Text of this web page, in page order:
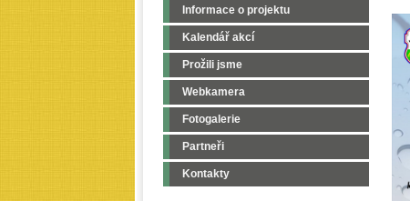
Informace o projektu
Kalendář akcí
Prožili jsme
Webkamera
Fotogalerie
Partneři
Kontakty